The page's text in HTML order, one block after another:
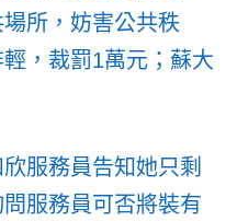
所，妨害公共秩
，裁罰1萬元；蘇大
服務員告知她只剩
服務員可否將裝有